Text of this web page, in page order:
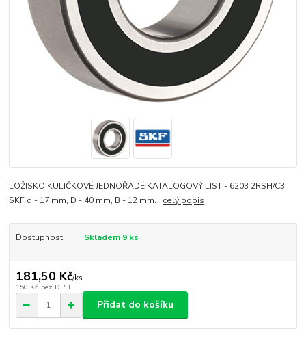
LOŽISKO KULIČKOVÉ JEDNOŘADÉ KATALOGOVÝ LIST - 6203 2RSH/C3
SKF d - 17 mm, D - 40 mm, B - 12 mm. celý popis
Dostupnost Skladem 9 ks
181,50 Kč/ks
150 Kč bez DPH
Přidat do košíku